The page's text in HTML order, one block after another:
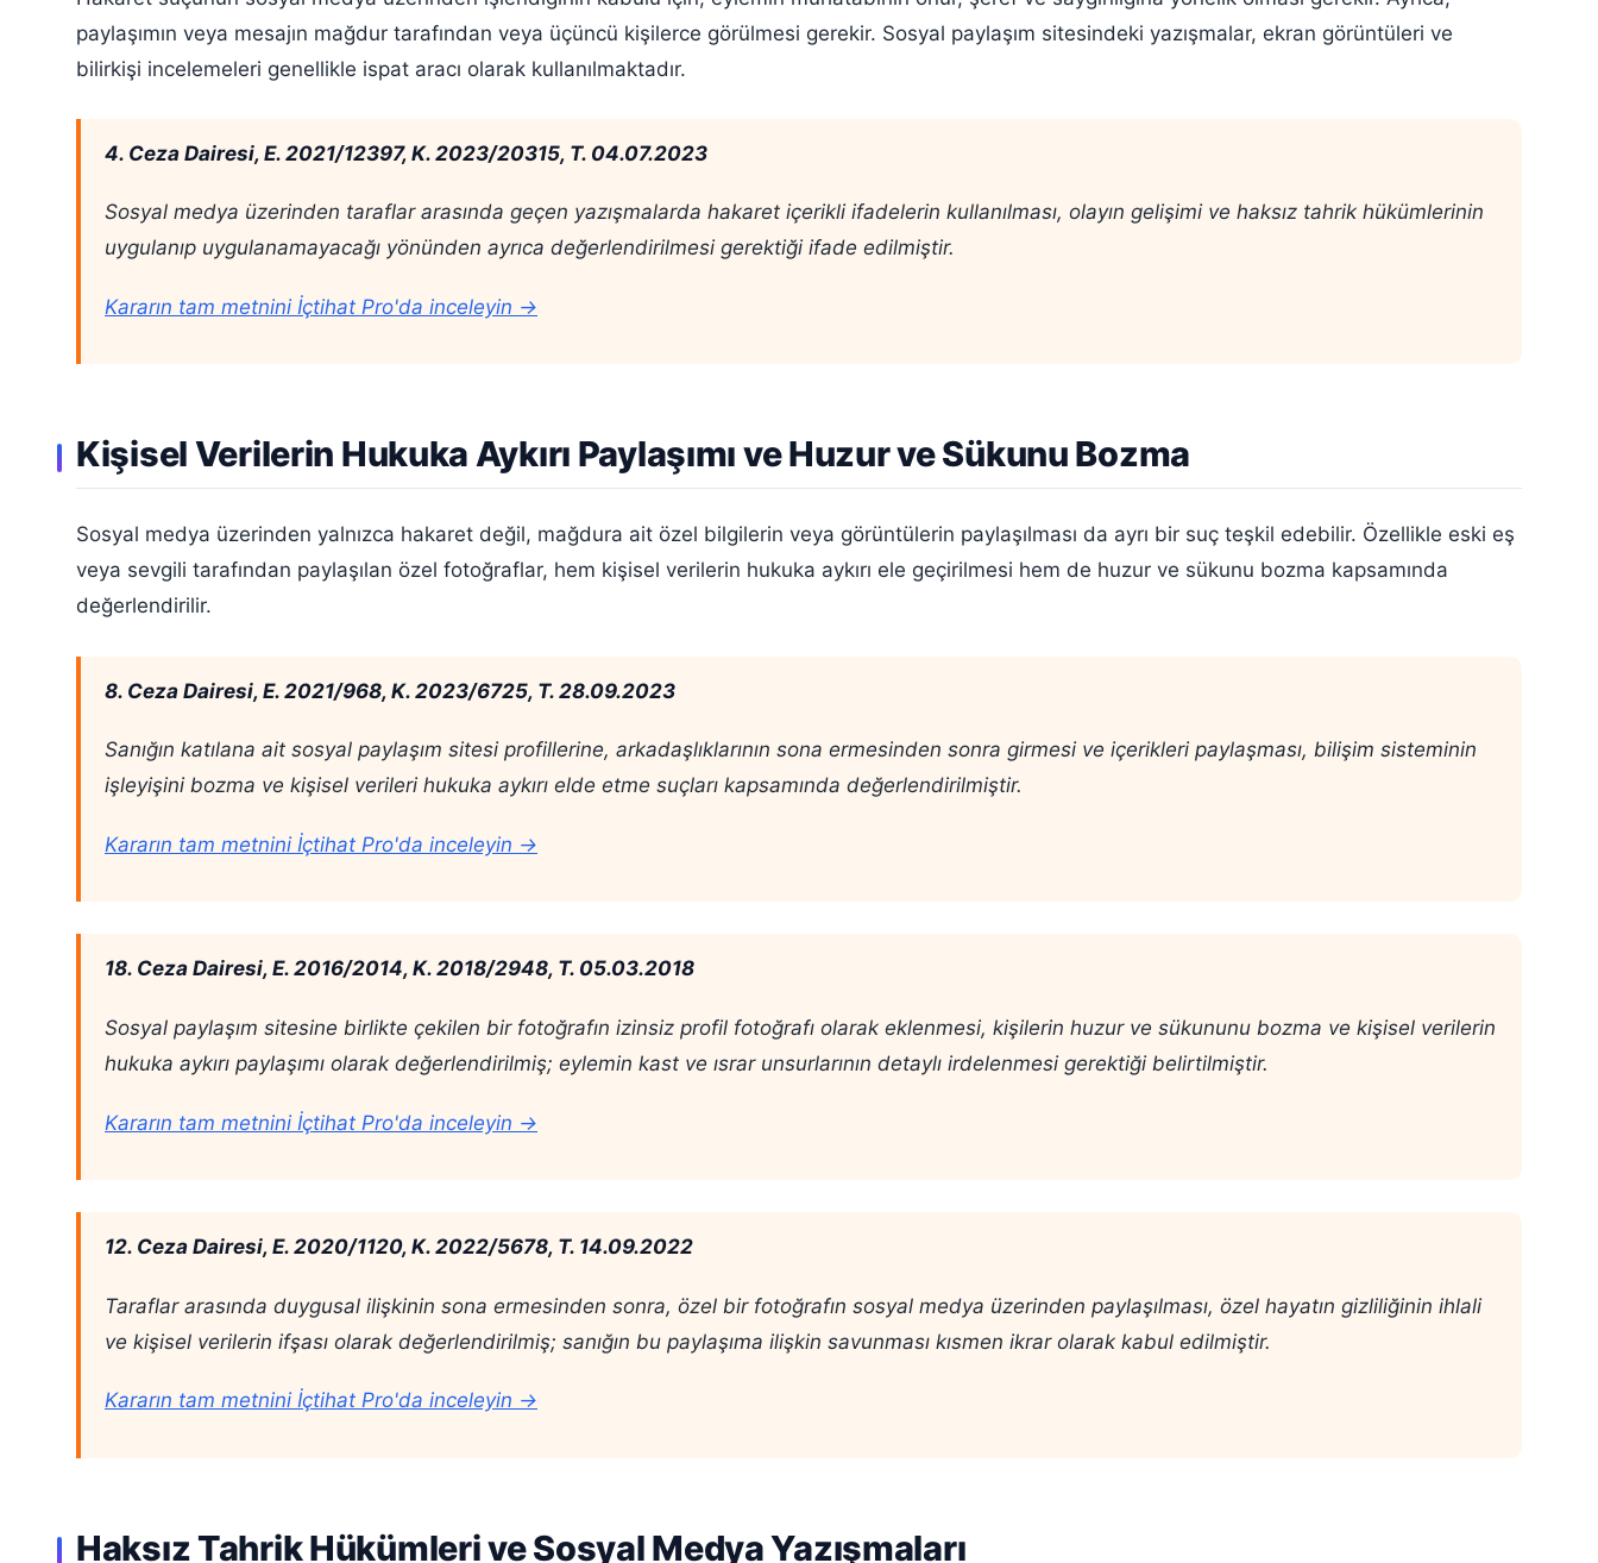
paylaşımın veya mesajın mağdur tarafından veya üçüncü kişilerce görülmesi gerekir. Sosyal paylaşım sitesindeki yazışmalar, ekran görüntüleri ve
bilirkişi incelemeleri genellikle ispat aracı olarak kullanılmaktadır.
4. Ceza Dairesi, E. 2021/12397, K. 2023/20315, T. 04.07.2023
Sosyal medya üzerinden taraflar arasında geçen yazışmalarda hakaret içerikli ifadelerin kullanılması, olayın gelişimi ve haksız tahrik hükümlerinin
uygulanıp uygulanamayacağı yönünden ayrıca değerlendirilmesi gerektiği ifade edilmiştir.
Kararın tam metnini İçtihat Pro'da inceleyin →
Kişisel Verilerin Hukuka Aykırı Paylaşımı ve Huzur ve Sükunu Bozma
Sosyal medya üzerinden yalnızca hakaret değil, mağdura ait özel bilgilerin veya görüntülerin paylaşılması da ayrı bir suç teşkil edebilir. Özellikle eski eş
veya sevgili tarafından paylaşılan özel fotoğraflar, hem kişisel verilerin hukuka aykırı ele geçirilmesi hem de huzur ve sükunu bozma kapsamında
değerlendirilir.
8. Ceza Dairesi, E. 2021/968, K. 2023/6725, T. 28.09.2023
Sanığın katılana ait sosyal paylaşım sitesi profillerine, arkadaşlıklarının sona ermesinden sonra girmesi ve içerikleri paylaşması, bilişim sisteminin
işleyişini bozma ve kişisel verileri hukuka aykırı elde etme suçları kapsamında değerlendirilmiştir.
Kararın tam metnini İçtihat Pro'da inceleyin →
18. Ceza Dairesi, E. 2016/2014, K. 2018/2948, T. 05.03.2018
Sosyal paylaşım sitesine birlikte çekilen bir fotoğrafın izinsiz profil fotoğrafı olarak eklenmesi, kişilerin huzur ve sükununu bozma ve kişisel verilerin
hukuka aykırı paylaşımı olarak değerlendirilmiş; eylemin kast ve ısrar unsurlarının detaylı irdelenmesi gerektiği belirtilmiştir.
Kararın tam metnini İçtihat Pro'da inceleyin →
12. Ceza Dairesi, E. 2020/1120, K. 2022/5678, T. 14.09.2022
Taraflar arasında duygusal ilişkinin sona ermesinden sonra, özel bir fotoğrafın sosyal medya üzerinden paylaşılması, özel hayatın gizliliğinin ihlali
ve kişisel verilerin ifşası olarak değerlendirilmiş; sanığın bu paylaşıma ilişkin savunması kısmen ikrar olarak kabul edilmiştir.
Kararın tam metnini İçtihat Pro'da inceleyin →
Haksız Tahrik Hükümleri ve Sosyal Medya Yazışmaları